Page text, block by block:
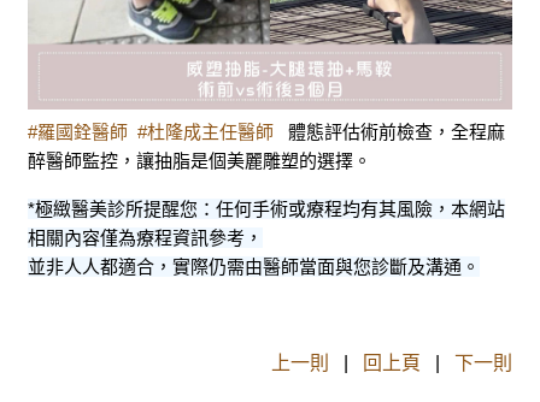
#羅國銓醫師 #杜隆成主任醫師
體態評估術前檢查，全程麻
醉醫師監控，讓抽脂是個美麗雕塑的選擇。
*極緻醫美診所提醒您：任何手術或療程均有其風險，本網站
相關內容僅為療程資訊參考，
並非人人都適合，實際仍需由醫師當面與您診斷及溝通。
上一則 回上頁 下一則